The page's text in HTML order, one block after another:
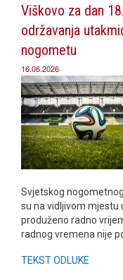
Viškovo za dan
održavanja
nogometu
16.06.2026
Svjetskog
su na vidljivom
produženo radno
radnog vremena nije
TEKST ODLUKE